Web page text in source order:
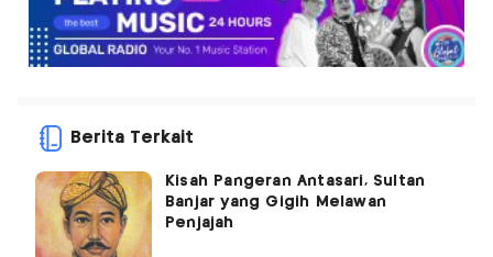
Berita Terkait
Kisah Pangeran Antasari, Sultan
Banjar yang Gigih Melawan
Penjajah